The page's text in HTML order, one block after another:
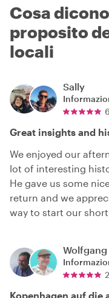
Cosa
proposito
locali
Sally
Great insights and
We enjoyed our
lot of interesting
He gave us some
return and we
way to start our
Wolfgang
Kopenhagen auf die